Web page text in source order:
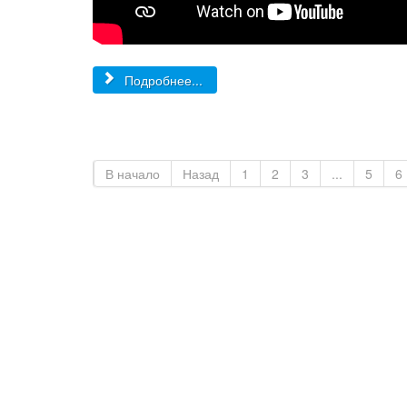
Подробнее...
В начало Назад 1 2 3 ... 5 6